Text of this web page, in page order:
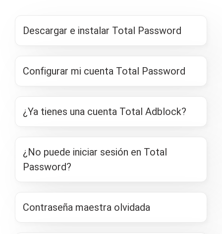
Descargar e instalar Total Password
Configurar mi cuenta Total Password
¿Ya tienes una cuenta Total Adblock?
¿No puede iniciar sesión en Total
Password?
Contraseña maestra olvidada